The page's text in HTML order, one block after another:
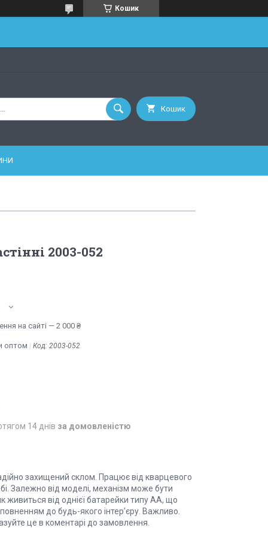
Кошик
Кошик
2003-052
на сайті — 2 000 ₴
оптом Код: 2003-052
14 днів за домовленістю
захищений склом. Працює від кварцевого
Залежно від моделі, механізм може бути
від однієї батарейки типу АА, що
до будь-якого інтер’єру. Важливо.
це в коментарі до замовлення.